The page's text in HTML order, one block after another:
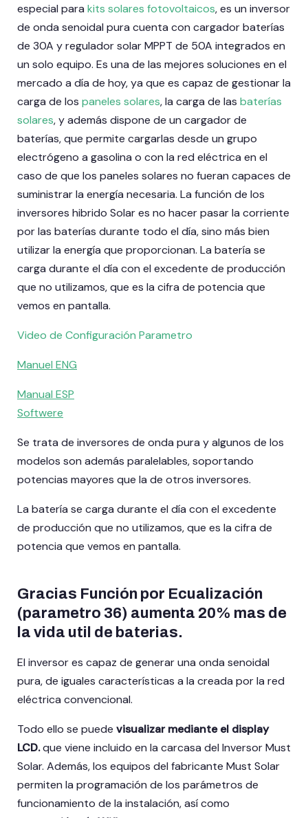
especial para kits solares fotovoltaicos, es un inversor
de onda senoidal pura cuenta con cargador baterías
de 30A y regulador solar MPPT de 50A integrados en
un solo equipo. Es una de las mejores soluciones en el
mercado a día de hoy, ya que es capaz de gestionar la
carga de los paneles solares, la carga de las baterías
solares, y además dispone de un cargador de
baterías, que permite cargarlas desde un grupo
electrógeno a gasolina o con la red eléctrica en el
caso de que los paneles solares no fueran capaces de
suministrar la energía necesaria. La función de los
inversores hibrido Solar es no hacer pasar la corriente
por las baterías durante todo el día, sino más bien
utilizar la energía que proporcionan. La batería se
carga durante el día con el excedente de producción
que no utilizamos, que es la cifra de potencia que
vemos en pantalla.
Video de Configuración Parametro
Manuel ENG
Manual ESP
Softwere
Se trata de inversores de onda pura y algunos de los
modelos son además paralelables, soportando
potencias mayores que la de otros inversores.
La batería se carga durante el día con el excedente
de producción que no utilizamos, que es la cifra de
potencia que vemos en pantalla.
Gracias Función por Ecualización
(parametro 36) aumenta 20% mas de
la vida util de baterias.
El inversor es capaz de generar una onda senoidal
pura, de iguales características a la creada por la red
eléctrica convencional.
Todo ello se puede visualizar mediante el display
LCD.que viene incluido en la carcasa del Inversor Must
Solar. Además, los equipos del fabricante Must Solar
permiten la programación de los parámetros de
funcionamiento de la instalación, así como